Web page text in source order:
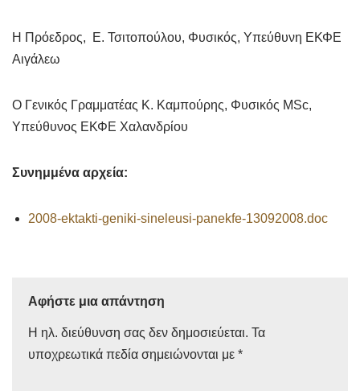
Η Πρόεδρος, Ε. Τσιτοπούλου, Φυσικός, Υπεύθυνη ΕΚΦΕ
Αιγάλεω
Ο Γενικός Γραμματέας Κ. Καμπούρης, Φυσικός MSc,
Υπεύθυνος ΕΚΦΕ Χαλανδρίου
Συνημμένα αρχεία:
2008-ektakti-geniki-sineleusi-panekfe-13092008.doc
Αφήστε μια απάντηση
Η ηλ. διεύθυνση σας δεν δημοσιεύεται. Τα
υποχρεωτικά πεδία σημειώνονται με *